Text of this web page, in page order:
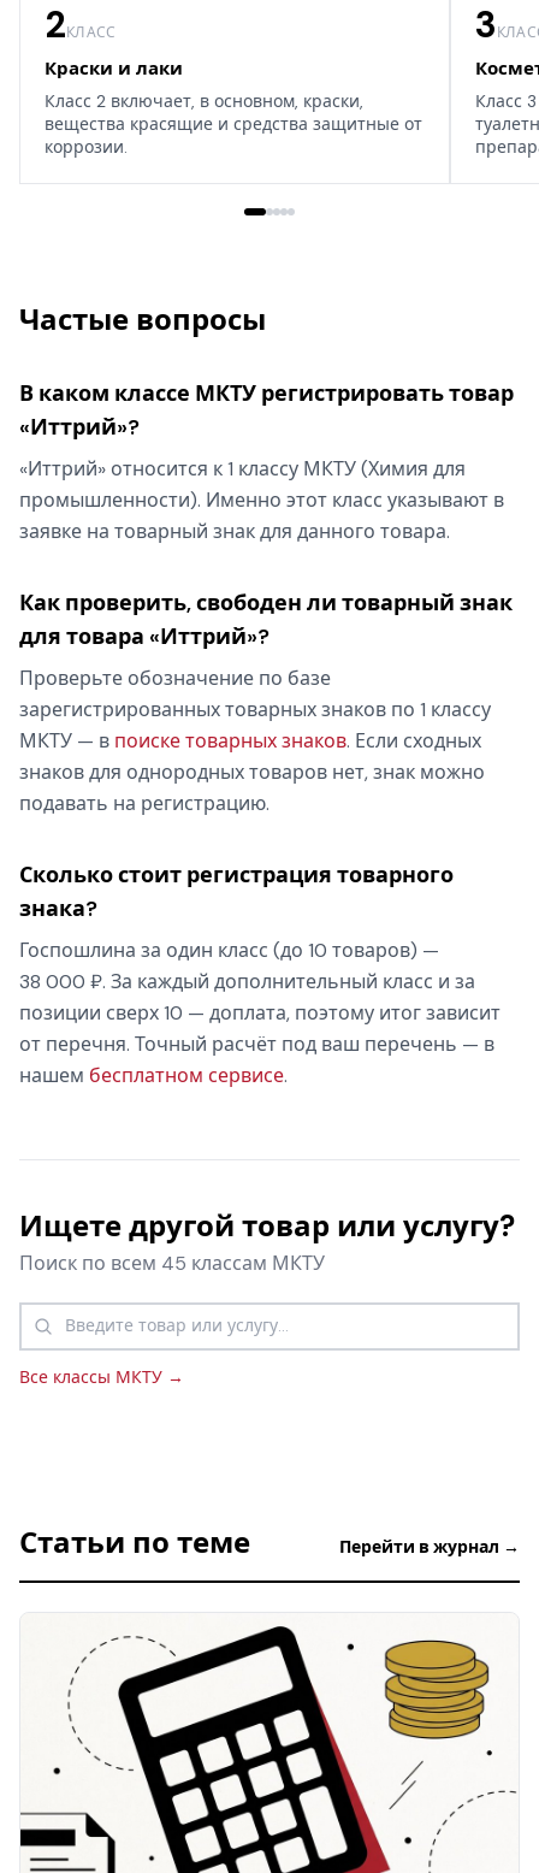
2КЛАСС
Краски и лаки
Класс 2 включает, в основном, краски,
вещества красящие и средства защитные от
коррозии.
3
Класс
Частые вопросы
В каком классе МКТУ регистрировать товар
«Иттрий»?
«Иттрий» относится к 1 классу МКТУ (Химия для
промышленности). Именно этот класс указывают в
заявке на товарный знак для данного товара.
Как проверить, свободен ли товарный знак
для товара «Иттрий»?
Проверьте обозначение по базе
зарегистрированных товарных знаков по 1 классу
МКТУ — в поиске товарных знаков. Если сходных
знаков для однородных товаров нет, знак можно
подавать на регистрацию.
Сколько стоит регистрация товарного
знака?
Госпошлина за один класс (до 10 товаров) —
38 000 ₽. За каждый дополнительный класс и за
позиции сверх 10 — доплата, поэтому итог зависит
от перечня. Точный расчёт под ваш перечень — в
нашем бесплатном сервисе.
Ищете другой товар или услугу?
Поиск по всем 45 классам МКТУ
Все классы МКТУ →
Статьи по теме Перейти в журнал →